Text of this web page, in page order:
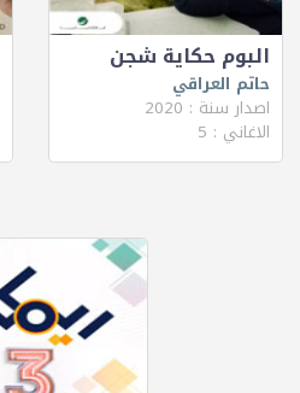
البوم حكاية شجن
حاتم العراقي
اصدار سنة : 2020
الاغاني : 5